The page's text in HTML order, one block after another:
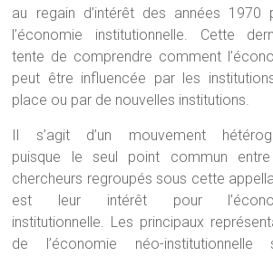
au regain d’intérêt des années 1970
l’économie institutionnelle. Cette
tente de comprendre comment
peut être influencée par les
place ou par de nouvelles institutions.
Il s’agit d’un mouvement
puisque le seul point commun
chercheurs regroupés sous cette
est leur intérêt pour
institutionnelle. Les principaux
de l’économie néo-institutionnelle